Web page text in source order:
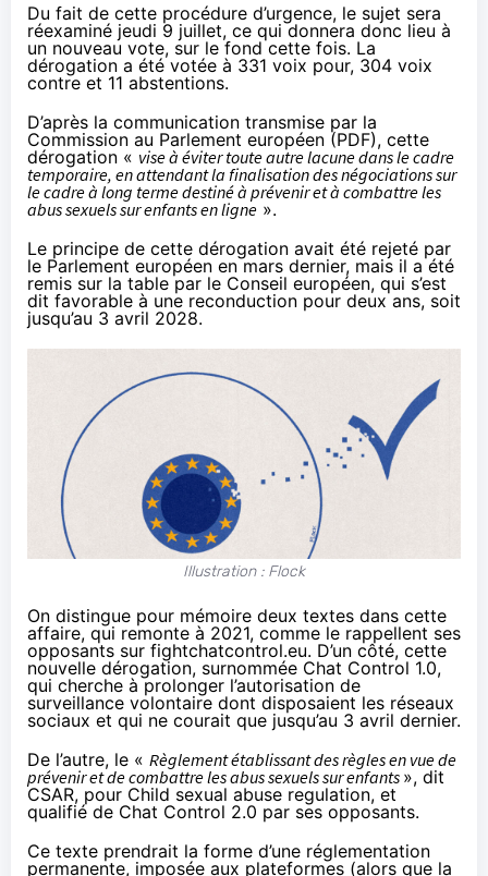
Du fait de cette procédure d’urgence, le sujet sera
réexaminé jeudi 9 juillet, ce qui donnera donc lieu à
un nouveau vote, sur le fond cette fois. La
dérogation a étévotée à 331 voix pour, 304 voix
contre et 11 abstentions.
D’après la communication transmise par la
Commission au Parlement européen (PDF), cette
dérogation « vise à éviter toute autre lacune dans le cadre
temporaire, en attendant la finalisation des négociations sur
le cadre à long terme destiné à prévenir et à combattre les
abus sexuels sur enfants en ligne ».
Le principe de cette dérogation avait été rejeté par
le Parlement européen en mars dernier, mais il a été
remis sur la table par le Conseil européen, qui s’est
dit favorable à une reconduction pour deux ans, soit
jusqu’au 3 avril 2028.
Illustration : Flock
On distingue pour mémoire deux textes dans cette
affaire, qui remonte à 2021, comme le rappellent ses
opposants sur fightchatcontrol.eu. D’un côté, cette
nouvelle dérogation, surnommée Chat Control 1.0,
qui cherche à prolonger l’autorisation de
surveillance volontaire dont disposaient les réseaux
sociaux et qui ne courait que jusqu’au 3 avril dernier.
De l’autre, le « Règlement établissant des règles en vue de
prévenir et de combattre les abus sexuels sur enfants », dit
CSAR, pour Child sexual abuse regulation, et
qualifié de Chat Control 2.0 par ses opposants.
Ce texte prendrait la forme d’une réglementation
permanente, imposée aux plateformes (alors que la